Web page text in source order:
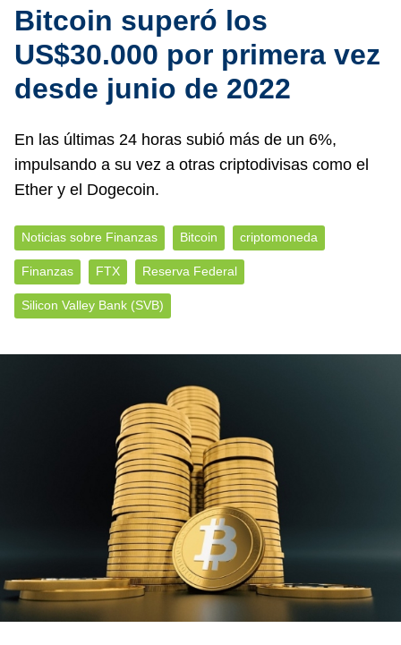
Bitcoin superó los
US$30.000 por primera vez
desde junio de 2022
En las últimas 24 horas subió más de un 6%,
impulsando a su vez a otras criptodivisas como el
Ether y el Dogecoin.
Noticias sobre Finanzas Bitcoin criptomoneda
Finanzas FTX Reserva Federal
Silicon Valley Bank (SVB)